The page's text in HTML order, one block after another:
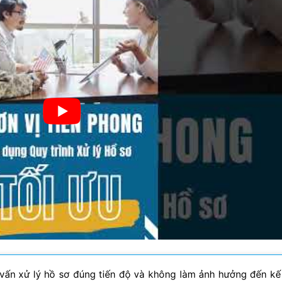
xử lý hồ sơ đúng tiến độ và không làm ảnh hưởng đến kế